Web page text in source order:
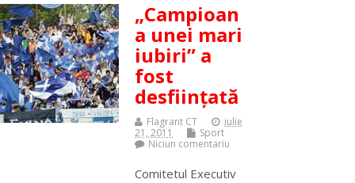
„Campioan
a unei mari
iubiri” a
fost
desfiinţată
Flagrant CT
iulie
21, 2011
Sport
Niciun comentariu
Comitetul Executiv